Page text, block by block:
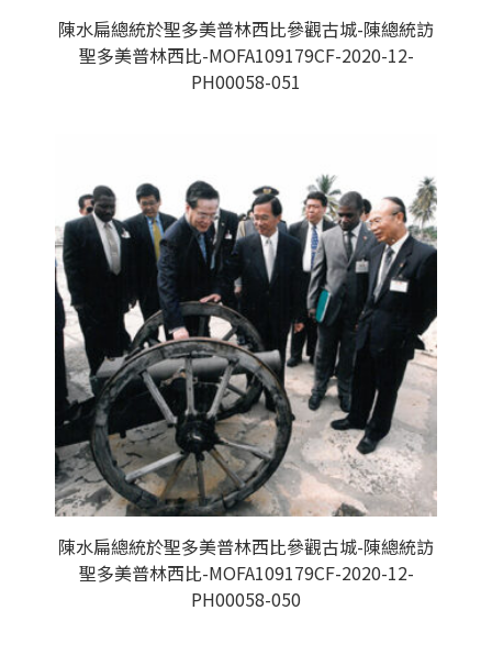
陳水扁總統於聖多美普林西比參觀古城-陳總統訪
聖多美普林西比-MOFA109179CF-2020-12-
PH00058-051
陳水扁總統於聖多美普林西比參觀古城-陳總統訪
聖多美普林西比-MOFA109179CF-2020-12-
PH00058-050